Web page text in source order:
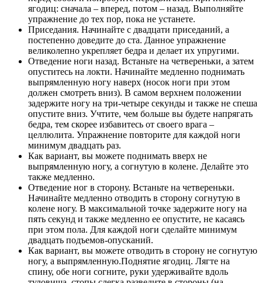
ягодиц: сначала – вперед, потом – назад. Выполняйте
упражнение до тех пор, пока не устанете.
Приседания. Начинайте с двадцати приседаний, а
постепенно доведите до ста. Данное упражнение
великолепно укрепляет бедра и делает их упругими.
Отведение ноги назад. Встаньте на четвереньки, а затем
опуститесь на локти. Начинайте медленно поднимать
выпрямленную ногу наверх (носок ноги при этом
должен смотреть вниз). В самом верхнем положении
задержите ногу на три-четыре секунды и также не спеша
опустите вниз. Учтите, чем больше вы будете напрягать
бедра, тем скорее избавитесь от своего врага –
целлюлита. Упражнение повторите для каждой ноги
минимум двадцать раз.
Как вариант, вы можете поднимать вверх не
выпрямленную ногу, а согнутую в колене. Делайте это
также медленно.
Отведение ног в сторону. Встаньте на четвереньки.
Начинайте медленно отводить в сторону согнутую в
колене ногу. В максимальной точке задержите ногу на
пять секунд и также медленно ее опустите, не касаясь
при этом пола. Для каждой ноги сделайте минимум
двадцать подъемов-опусканий.
Как вариант, вы можете отводить в сторону не согнутую
ногу, а выпрямленную.Поднятие ягодиц. Лягте на
спину, обе ноги согните, руки удерживайте вдоль